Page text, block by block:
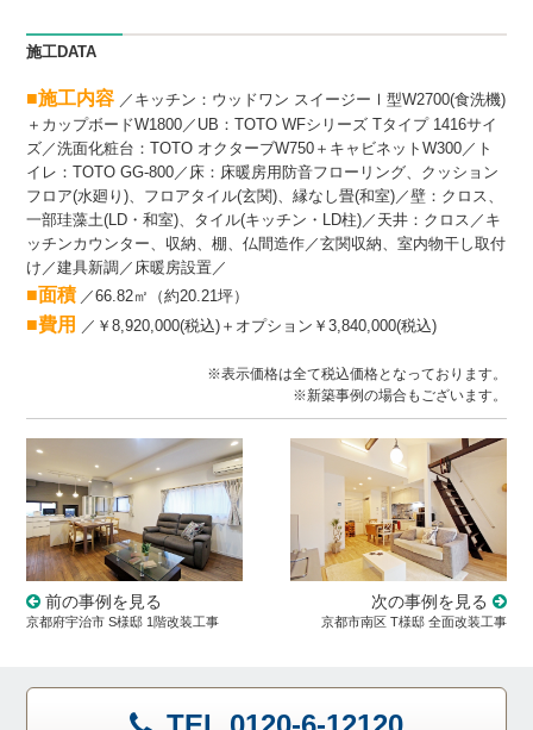
施工DATA
■施工内容 ／キッチン：ウッドワン スイージーⅠ型W2700(食洗機)
＋カップボードW1800／UB：TOTO WFシリーズ Tタイプ 1416サイ
ズ／洗面化粧台：TOTO オクターブW750＋キャビネットW300／ト
イレ：TOTO GG-800 ／ 床：床暖房用防音フローリング 、クッション
フロア(水廻り)、フロアタイル(玄関)、縁なし畳(和室)／壁：クロス、
一部珪藻土(LD・和室)、タイル(キッチン・LD柱)／天井：クロス／キ
ッチンカウンター、収納、棚、仏間造作／玄関収納、室内物干し取付
け ／建具新調／床暖房設置／
■面積 ／66.82㎡（約20.21坪）
■費用 ／￥8,920,000(税込) ＋オプション￥3,840,000(税込)
※表示価格は全て税込価格となっております。
※新築事例の場合もございます。
前の事例を見る
京都府宇治市 S様邸 1階改装工事
次の事例を見る
京都市南区 T様邸 全面改装工事